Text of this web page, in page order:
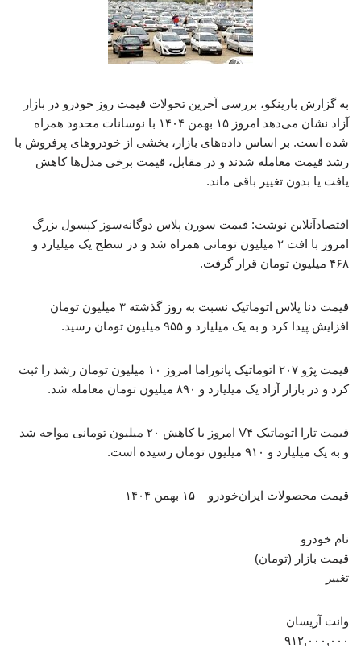
به گزارش بارینکو، بررسی آخرین تحولات قیمت روز خودرو در بازار
آزاد نشان می‌دهد امروز ۱۵ بهمن ۱۴۰۴ با نوسانات محدود همراه
شده است. بر اساس داده‌های بازار، بخشی از خودروهای پرفروش با
رشد قیمت معامله شدند و در مقابل، قیمت برخی مدل‌ها کاهش
یافت یا بدون تغییر باقی ماند.
اقتصادآنلاین نوشت: قیمت سورن پلاس دوگانه‌سوز کپسول بزرگ
امروز با افت ۲ میلیون تومانی همراه شد و در سطح یک میلیارد و
۴۶۸ میلیون تومان قرار گرفت.
قیمت دنا پلاس اتوماتیک نسبت به روز گذشته ۳ میلیون تومان
افزایش پیدا کرد و به یک میلیارد و ۹۵۵ میلیون تومان رسید.
قیمت پژو ۲۰۷ اتوماتیک پانوراما امروز ۱۰ میلیون تومان رشد را ثبت
کرد و در بازار آزاد یک میلیارد و ۸۹۰ میلیون تومان معامله شد.
قیمت تارا اتوماتیک V۴ امروز با کاهش ۲۰ میلیون تومانی مواجه شد
و به یک میلیارد و ۹۱۰ میلیون تومان رسیده است.
قیمت محصولات ایران‌خودرو – ۱۵ بهمن ۱۴۰۴
نام خودرو
قیمت بازار (تومان)
تغییر
وانت آریسان
۹۱۲,۰۰۰,۰۰۰